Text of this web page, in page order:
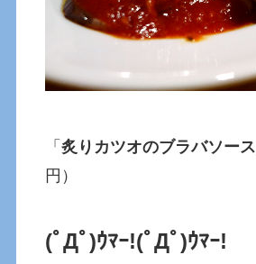
「炙りカツオのブラバソース
円）
(ﾟДﾟ)ｳﾏｰ!(ﾟДﾟ)ｳﾏｰ!